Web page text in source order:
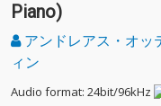
Piano)
アンドレアス・オッ
ィン
Audio format: 24bit/96kHz